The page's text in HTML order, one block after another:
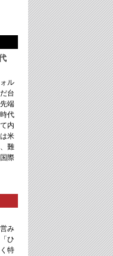
ル
台
端
代
内
米
難
際
み
ひ
特